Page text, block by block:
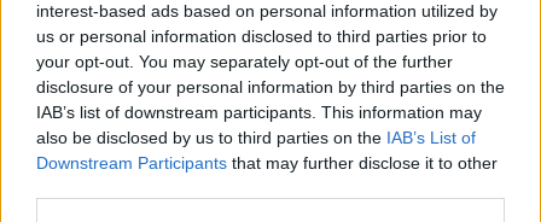
interest-based ads based on personal information utilized by
us or personal information disclosed to third parties prior to
your opt-out. You may separately opt-out of the further
disclosure of your personal information by third parties on the
IAB’s list of downstream participants. This information may
also be disclosed by us to third parties on the IAB’s List of
Downstream Participants that may further disclose it to other
ΕΛΛΑΔΑ 20/01/2025 07:10
Δικαίωση ζητά ο αδελφός του Αντώνη Καργιώτη
-Ξεκινά η δίκη, οι κατηγορίες για τους 4
αναλυτικά